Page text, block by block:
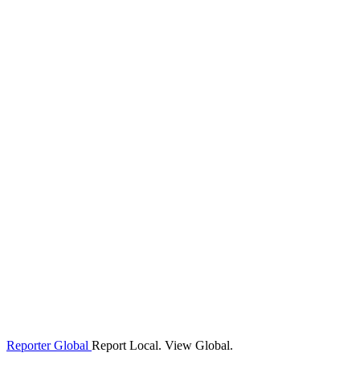
Reporter Global Report Local. View Global.